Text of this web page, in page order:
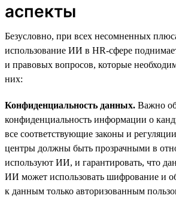
аспекты
Безусловно, при всех несомненных
использование ИИ в HR-сфере
и правовых вопросов, которые
них:
Конфиденциальность данных. Важно
конфиденциальность информации о
все соответствующие законы и
центры должны быть прозрачными в
используют ИИ, и гарантировать, что
ИИ может использовать шифрование и
к данным только авторизованным